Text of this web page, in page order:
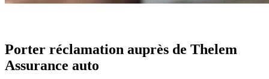
Porter réclamation auprès de Thelem
Assurance auto